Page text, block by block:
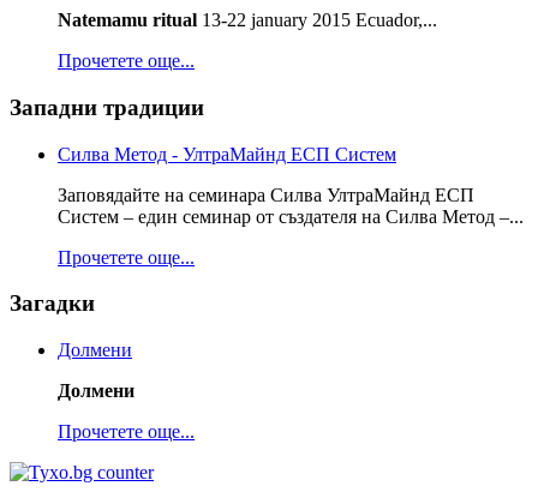
Natemamu ritual 13-22 january 2015 Ecuador,...
Прочетете още...
Западни традиции
Силва Метод - УлтраМайнд ЕСП Систем
Заповядайте на семинара Силва УлтраМайнд ЕСП
Систем – един семинар от създателя на Силва Метод –...
Прочетете още...
Загадки
Долмени
Долмени
Прочетете още...